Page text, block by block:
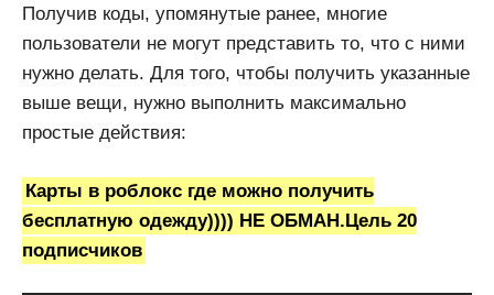
Получив коды, упомянутые ранее, многие
пользователи не могут представить то, что с ними
нужно делать. Для того, чтобы получить указанные
выше вещи, нужно выполнить максимально
простые действия:
Карты в роблокс где можно получить
бесплатную одежду)))) НЕ ОБМАН.Цель 20
подписчиков